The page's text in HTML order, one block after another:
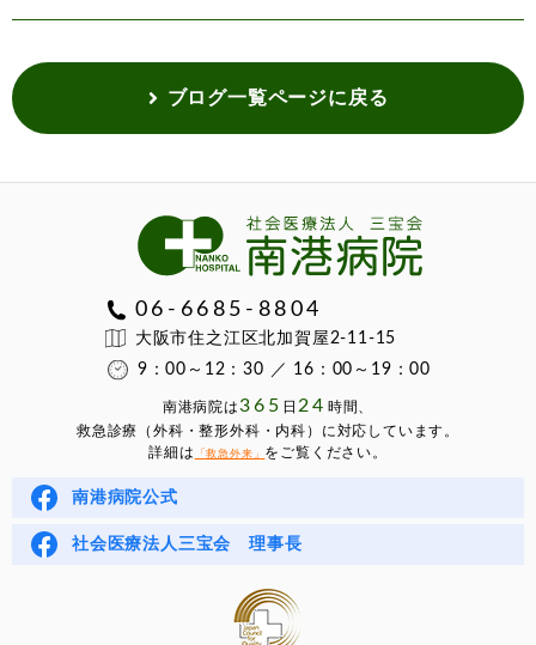
ブログ一覧ページに戻る
06-6685-8804
大阪市住之江区北加賀屋2-11-15
9：00～12：30 ／ 16：00～19：00
南港病院は365 ⽇ 24 時間、
救急診療（外科・整形外科・内科）に対応しています。
詳細は
「救急外来」 をご覧ください。
南港病院公式
社会医療法人三宝会 理事長